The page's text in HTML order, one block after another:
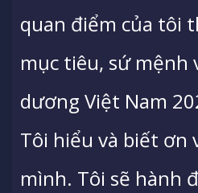
quan điểm của tôi
mục tiêu, sứ mệnh
dương Việt Nam
Tôi hiểu và biết ơn
mình. Tôi sẽ hành